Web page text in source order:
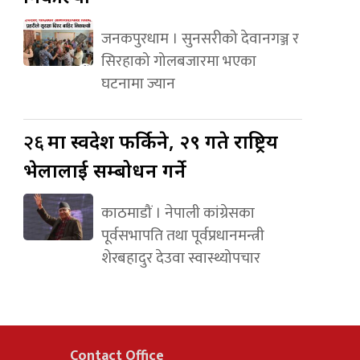
जनकपुरधाम । सुनसरीको देवानगञ्ज र
सिरहाको गोलबजारमा भएका
घटनामा ज्यान
२६मा स्वदेश फर्किने, २९ गते राष्ट्रिय
भेलालाई सम्बोधन गर्ने
काठमाडौं । नेपाली कांग्रेसका
पूर्वसभापति तथा पूर्वप्रधानमन्त्री
शेरबहादुर देउवा स्वास्थ्योपचार